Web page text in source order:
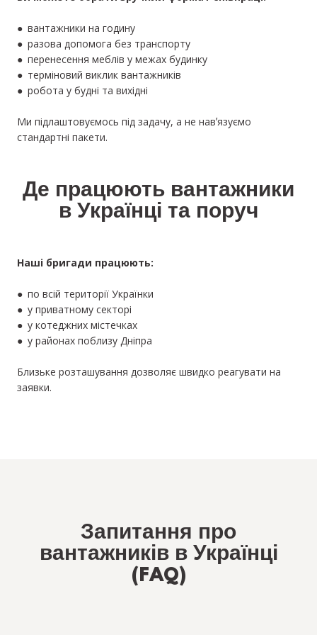
● вантажники на годину
● разова допомога без транспорту
● перенесення меблів у межах будинку
● терміновий виклик вантажників
● робота у будні та вихідні
Ми підлаштовуємось під задачу, а не навʼязуємо
стандартні пакети.
Де працюють вантажники
в Українці та поруч
Наші бригади працюють:
● по всій території Українки
● у приватному секторі
● у котеджних містечках
● у районах поблизу Дніпра
Близьке розташування дозволяє швидко реагувати на
заявки.
Запитання про
вантажників в Українці
(FAQ)